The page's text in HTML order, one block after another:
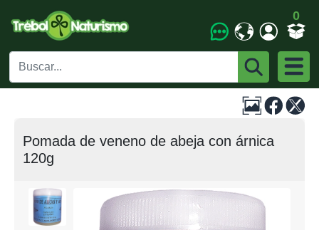
0
Pomada de veneno de abeja con árnica
120g